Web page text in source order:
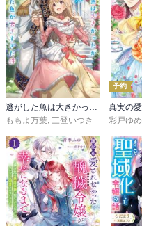
逃がした魚は大きかったが釣りあげた魚が大きすぎた件
ももよ万葉, 三登いつき
予約
彩戸ゆめ